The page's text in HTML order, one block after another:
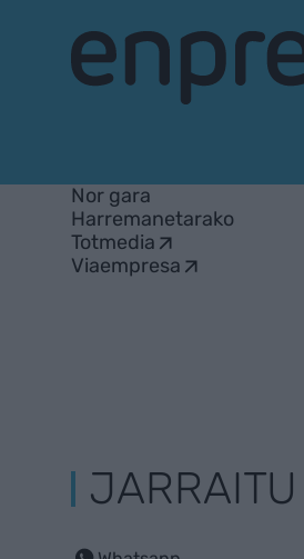
Nor gara
Harremanetarako
Totmedia
Viaempresa